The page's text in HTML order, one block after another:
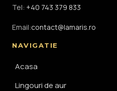
Tel: +40 743 379 833
Email:contact@lamaris.ro
NAVIGATIE
Acasa
Lingouri de aur